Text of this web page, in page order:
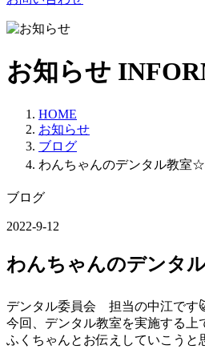
お知らせ
HOME
お知らせ
ブログ
わんちゃんのデンタル教室
ブログ
2022-9-12
わんちゃんのデンタ
デンタル委員会 担当の中江です
今回、デンタル教室を実施する上
ふくちゃんとお伝えしていこうと